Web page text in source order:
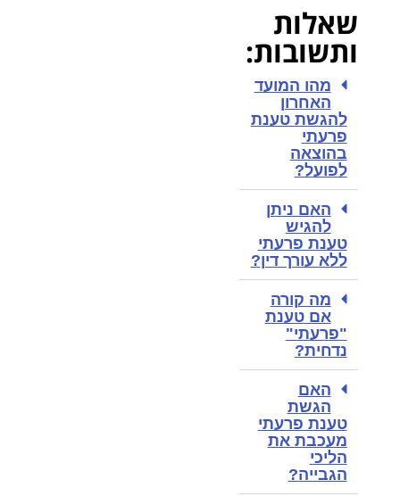
שאלות
ותשובות:
מהו המועד
האחרון
להגשת טענת
פרעתי
בהוצאה
לפועל?
האם ניתן
להגיש
טענת פרעתי
ללא עורך דין?
מה קורה
אם טענת
"פרעתי"
נדחית?
האם
הגשת
טענת פרעתי
מעכבת את
הליכי
הגבייה?